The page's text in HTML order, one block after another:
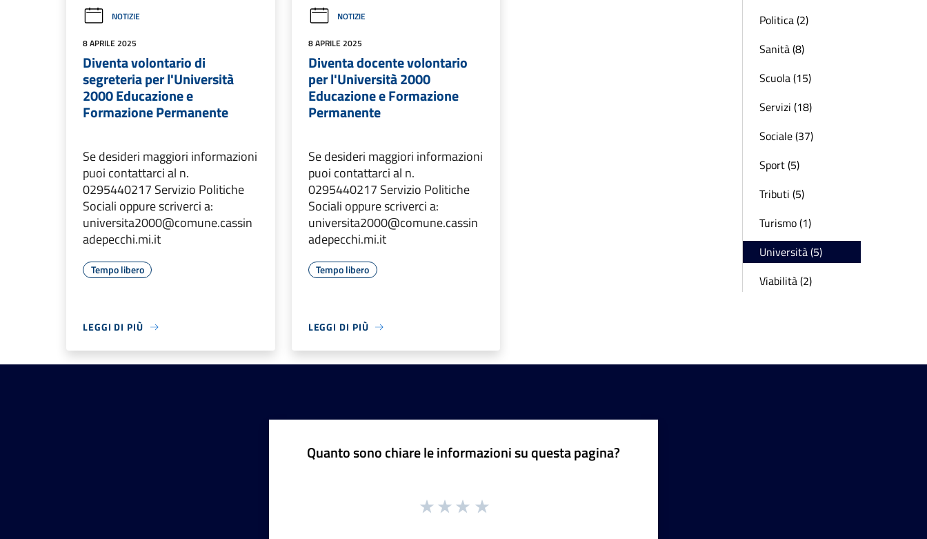
NOTIZIE
8 APRILE 2025
Diventa volontario di
segreteria per l'Università
2000 Educazione e
Formazione Permanente
Se desideri maggiori informazioni
puoi contattarci al n.
0295440217 Servizio Politiche
Sociali oppure scriverci a:
universita2000@comune.cassin
adepecchi.mi.it
Tempo libero
LEGGI DI PIÙ
NOTIZIE
8 APRILE 2025
Diventa docente volontario
per l'Università 2000
Educazione e Formazione
Permanente
Se desideri maggiori informazioni
puoi contattarci al n.
0295440217 Servizio Politiche
Sociali oppure scriverci a:
universita2000@comune.cassin
adepecchi.mi.it
Tempo libero
LEGGI DI PIÙ
Politica (2)
Sanità (8)
Scuola (15)
Servizi (18)
Sociale (37)
Sport (5)
Tributi (5)
Turismo (1)
Università (5)
Viabilità (2)
Quanto sono chiare le informazioni su questa pagina?